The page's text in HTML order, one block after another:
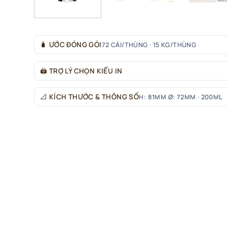
🧳 ƯỚC ĐÓNG GÓI72 CÁI/THÙNG · 15 KG/THÙNG
🖨 TRỢ LÝ CHỌN KIỂU IN
📐 KÍCH THƯỚC & THÔNG SỐH: 81MM Ø: 72MM · 200ML